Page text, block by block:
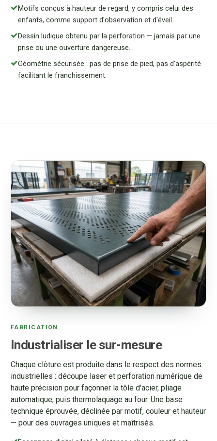
Motifs conçus à hauteur de regard, y compris celui des
enfants, comme support d'observation et d'éveil.
Dessin ludique obtenu par la perforation — jamais par une
prise ou une ouverture dangereuse.
Géométrie sécurisée : pas de prise de pied, pas d'aspérité
facilitant le franchissement.
FABRICATION
Industrialiser le sur-mesure
Chaque clôture est produite dans le respect des normes
industrielles : découpe laser et perforation numérique de
haute précision pour façonner la tôle d'acier, pliage
automatique, puis thermolaquage au four. Une base
technique éprouvée, déclinée par motif, couleur et hauteur
— pour des ouvrages uniques et maîtrisés.